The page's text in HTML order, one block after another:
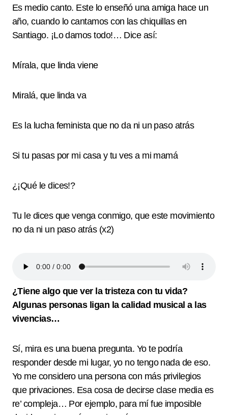
Es medio canto. Este lo enseñó una amiga hace un
año, cuando lo cantamos con las chiquillas en
Santiago. ¡Lo damos todo!… Dice así:
Mírala, que linda viene
Miralá, que linda va
Es la lucha feminista que no da ni un paso atrás
Si tu pasas por mi casa y tu ves a mi mamá
¿¡Qué le dices!?
Tu le dices que venga conmigo, que este movimiento
no da ni un paso atrás (x2)
¿Tiene algo que ver la tristeza con tu vida?
Algunas personas ligan la calidad musical a las
vivencias…
Sí, mira es una buena pregunta. Yo te podría
responder desde mi lugar, yo no tengo nada de eso.
Yo me considero una persona con más privilegios
que privaciones. Esa cosa de decirse clase media es
re’ compleja… Por ejemplo, para mí fue imposible